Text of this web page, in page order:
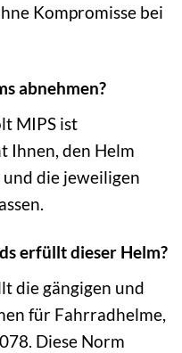
Kompromisse bei
abnehmen?
MIPS ist
Ihnen, den Helm
die jeweiligen
erfüllt dieser Helm?
die gängigen und
für Fahrradhelme,
Diese Norm